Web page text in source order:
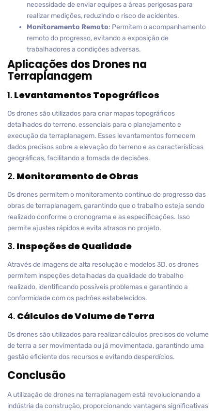
necessidade de enviar equipes a áreas perigosas para
realizar medições, reduzindo o risco de acidentes.
Monitoramento Remoto: Permitem o acompanhamento
remoto do progresso, evitando a exposição de
trabalhadores a condições adversas.
Aplicações dos Drones na
Terraplanagem
1. Levantamentos Topográficos
Os drones são utilizados para criar mapas topográficos
detalhados do terreno, essenciais para o planejamento e
execução da terraplanagem. Esses levantamentos fornecem
dados precisos sobre a elevação do terreno e as características
geográficas, facilitando a tomada de decisões.
2. Monitoramento de Obras
Os drones permitem o monitoramento contínuo do progresso das
obras de terraplanagem, garantindo que o trabalho esteja sendo
realizado conforme o cronograma e as especificações. Isso
permite ajustes rápidos e evita atrasos no projeto.
3. Inspeções de Qualidade
Através de imagens de alta resolução e modelos 3D, os drones
permitem inspeções detalhadas da qualidade do trabalho
realizado, identificando possíveis problemas e garantindo a
conformidade com os padrões estabelecidos.
4. Cálculos de Volume de Terra
Os drones são utilizados para realizar cálculos precisos do volume
de terra a ser movimentada ou já movimentada, garantindo uma
gestão eficiente dos recursos e evitando desperdícios.
Conclusão
A utilização de drones na terraplanagem está revolucionando a
indústria da construção, proporcionando vantagens significativas